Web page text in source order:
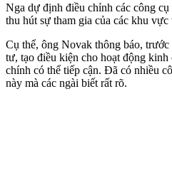
Nga dự định điều chỉnh các công
thu hút sự tham gia của các khu vực
Cụ thể, ông Novak thông báo, trước
tư, tạo điều kiện cho hoạt động
chính có thể tiếp cận. Đã có nhiều
này mà các ngài biết rất rõ.